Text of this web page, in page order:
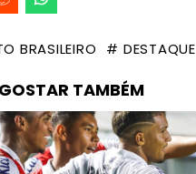
BRASILEIRO # DESTAQUE
TAMBÉM